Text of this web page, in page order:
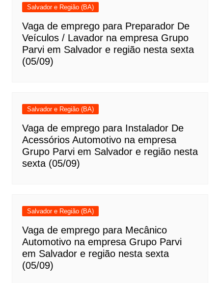
Salvador e Região (BA)
Vaga de emprego para Preparador De
Veículos / Lavador na empresa Grupo
Parvi em Salvador e região nesta sexta
(05/09)
Salvador e Região (BA)
Vaga de emprego para Instalador De
Acessórios Automotivo na empresa
Grupo Parvi em Salvador e região nesta
sexta (05/09)
Salvador e Região (BA)
Vaga de emprego para Mecânico
Automotivo na empresa Grupo Parvi
em Salvador e região nesta sexta
(05/09)